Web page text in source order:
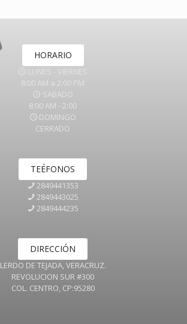
HORARIO
LUNES - VIERNES
8:00 AM a 2:00 PM
SABADO
8:00 AM - 2:00
DOMINGO
CERRADO
TEÉFONOS
2849441353
2849443025
2849444235
DIRECCIÓN
LERDO DE TEJADA, VERACRUZ.
REVOLUCION SUR #300
COL. CENTRO, CP:95280